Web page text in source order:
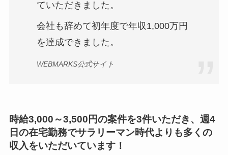
ていただきました。
会社も辞めて初年度で年収1,000万円
を達成できました。
WEBMARKS公式サイト
時給3,000～3,500円の案件を3件いただき、週4
日の在宅勤務でサラリーマン時代よりも多くの
収入をいただいています！